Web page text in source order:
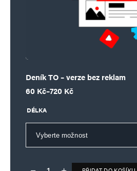
Napsat komentář
Vaše e-mailová adresa nebude zveřejněna.
Komentář*
Deník TO – verze bez reklam
60 Kč–720 Kč
Rozpětí cen: 60 Kč až 720 Kč
DÉLKA